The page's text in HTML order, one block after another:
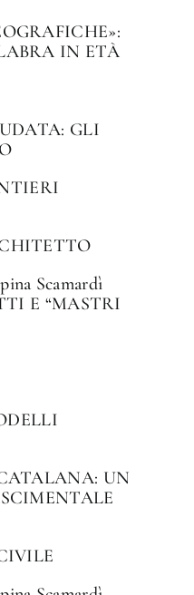
IN ETÀ
GLI
Scamardì
E “MASTRI
UN